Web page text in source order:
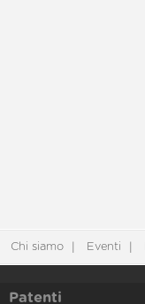
Chi siamo Eventi
Patenti